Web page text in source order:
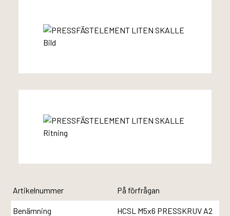
Artikelnummer På förfrågan
Benämning HCSL M5x6 PRESSKRUV A2